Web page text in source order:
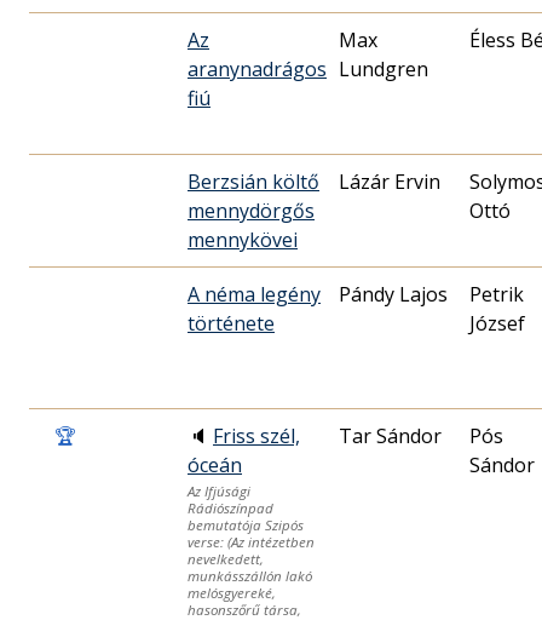
Az
aranynadrágos
fiú
Max
Lundgren
Éless
Berzsián költő
mennydörgős
mennykövei
Lázár Ervin
Ottó
A néma legény
története
Pándy Lajos
Petrik
József
🏆 🔈 Friss szél,
óceán
Az Ifjúsági
Rádiószínpad
bemutatója Szipós
verse: (Az intézetben
nevelkedett,
munkásszállón lakó
melósgyereké,
hasonszőrű társa,
Tar Sándor
Pós
Sándor